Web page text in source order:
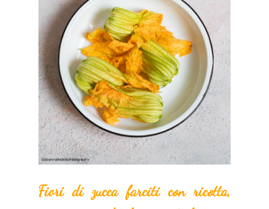
Fiori di zucca farciti con ricotta,